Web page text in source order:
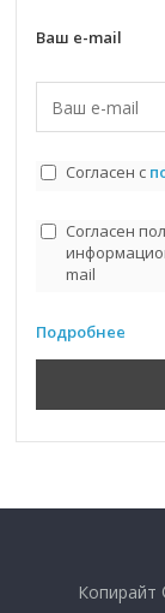
Ваш e-mail
Согласен с
Согласен
mail
Подробнее
Копирайт